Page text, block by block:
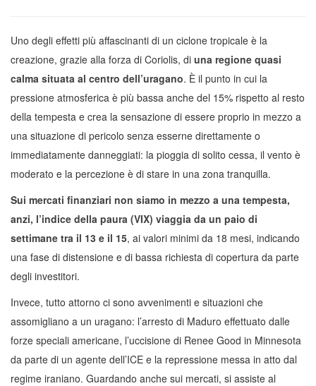
Uno degli effetti più affascinanti di un ciclone tropicale è la
creazione, grazie alla forza di Coriolis, di una regione quasi
calma situata al centro dell’uragano. È il punto in cui la
pressione atmosferica è più bassa anche del 15% rispetto al resto
della tempesta e crea la sensazione di essere proprio in mezzo a
una situazione di pericolo senza esserne direttamente o
immediatamente danneggiati: la pioggia di solito cessa, il vento è
moderato e la percezione è di stare in una zona tranquilla.
Sui mercati finanziari non siamo in mezzo a una tempesta,
anzi, l’indice della paura (VIX) viaggia da un paio di
settimane tra il 13 e il 15, ai valori minimi da 18 mesi, indicando
una fase di distensione e di bassa richiesta di copertura da parte
degli investitori.
Invece, tutto attorno ci sono avvenimenti e situazioni che
assomigliano a un uragano: l’arresto di Maduro effettuato dalle
forze speciali americane, l’uccisione di Renee Good in Minnesota
da parte di un agente dell’ICE e la repressione messa in atto dal
regime iraniano. Guardando anche sui mercati, si assiste al